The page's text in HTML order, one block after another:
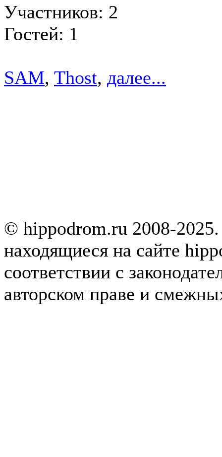
Участников: 2
Гостей: 1
SAM, Thost, далее...
© hippodrom.ru 2008-
находящиеся на сайте
соответствии с
авторском праве и